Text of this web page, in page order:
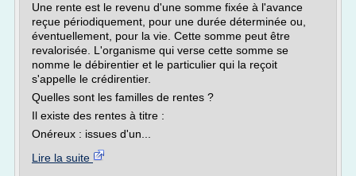
Une rente est le revenu d'une somme fixée à l'avance
reçue périodiquement, pour une durée déterminée ou,
éventuellement, pour la vie. Cette somme peut être
revalorisée. L'organisme qui verse cette somme se
nomme le débirentier et le particulier qui la reçoit
s'appelle le crédirentier.
Quelles sont les familles de rentes ?
Il existe des rentes à titre :
Onéreux : issues d'un...
Lire la suite